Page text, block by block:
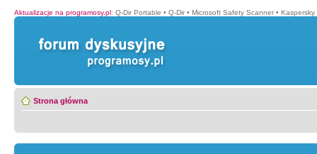
Aktualizacje na programosy.pl: Q-Dir Portable • Q-Dir • Microsoft Safety Scanner • Kaspersky
Strona główna